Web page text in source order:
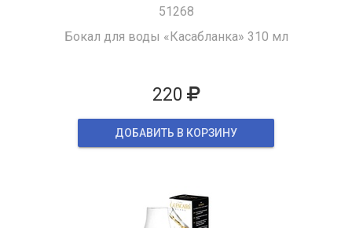
51268
Бокал для воды «Касабланка» 310 мл
220
ДОБАВИТЬ В КОРЗИНУ